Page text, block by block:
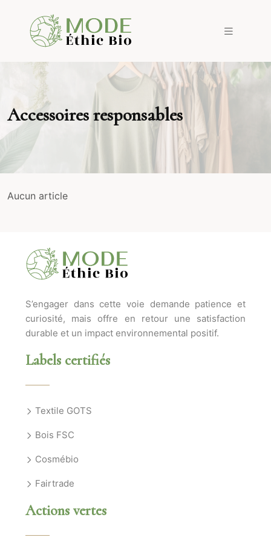
Accessoires responsables
Aucun article
S’engager dans cette voie demande patience et
curiosité, mais offre en retour une satisfaction
durable et un impact environnemental positif.
Labels certifiés
Textile GOTS
Bois FSC
Cosmébio
Fairtrade
Actions vertes